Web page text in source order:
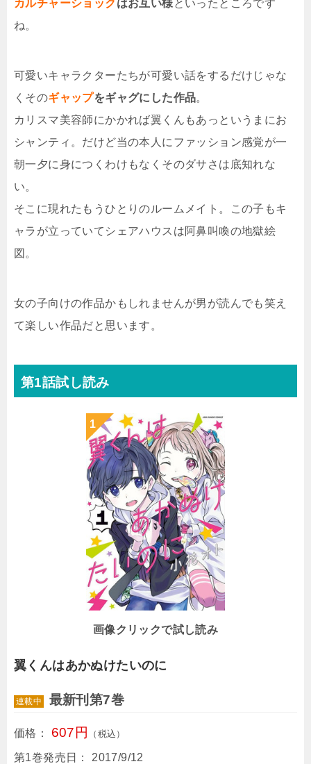
カルチャーショック はお互い様といったところです
ね。
可愛いキャラクターたちが可愛い話をするだけじゃな
くそのギャップをギャグにした作品。
カリスマ美容師にかかれば翼くんもあっというまにお
シャンティ。だけど当の本人にファッション感覚が一
朝一夕に身につくわけもなくそのダサさは底知れな
い。
そこに現れたもうひとりのルームメイト。この子もキ
ャラが立っていてシェアハウスは阿鼻叫喚の地獄絵
図。
女の子向けの作品かもしれませんが男が読んでも笑え
て楽しい作品だと思います。
第1話試し読み
画像クリックで試し読み
翼くんはあかぬけたいのに
連載中 最新刊第7巻
価格： 607円 （税込）
第1巻発売日：
2017/9/12